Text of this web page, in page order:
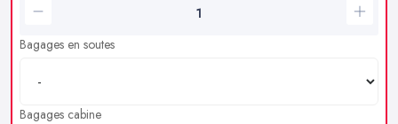
Bagages en soutes
Bagages cabine